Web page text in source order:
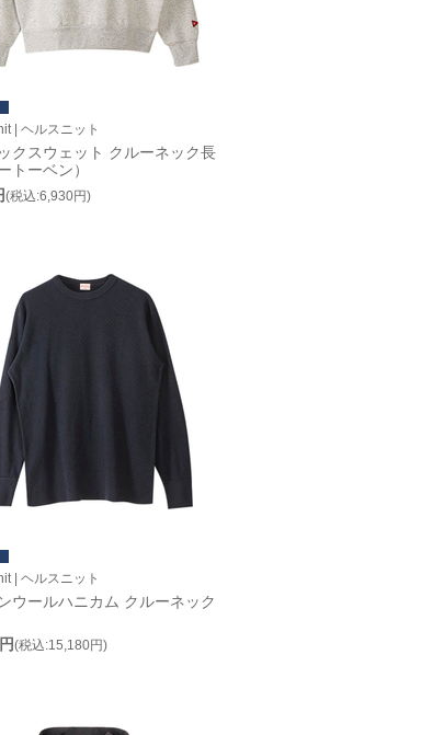
| ヘルスニット
クスウェット クルーネック長
トーベン）
(税込:6,930円)
| ヘルスニット
ウールハニカム クルーネック
(税込:15,180円)